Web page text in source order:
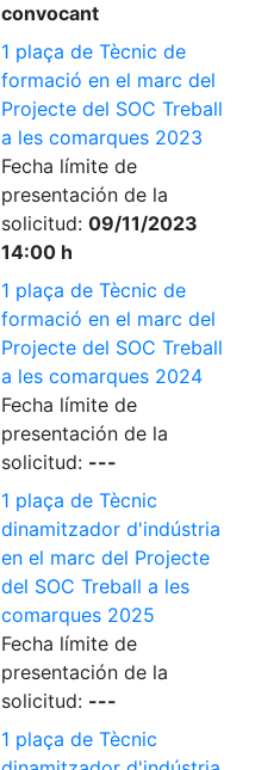
convocant
1 plaça de Tècnic de
formació en el marc del
Projecte del SOC Treball
a les comarques 2023
Fecha límite de
presentación de la
solicitud: 09/11/2023
14:00 h
1 plaça de Tècnic de
formació en el marc del
Projecte del SOC Treball
a les comarques 2024
Fecha límite de
presentación de la
solicitud: ---
1 plaça de Tècnic
dinamitzador d'indústria
en el marc del Projecte
del SOC Treball a les
comarques 2025
Fecha límite de
presentación de la
solicitud: ---
1 plaça de Tècnic